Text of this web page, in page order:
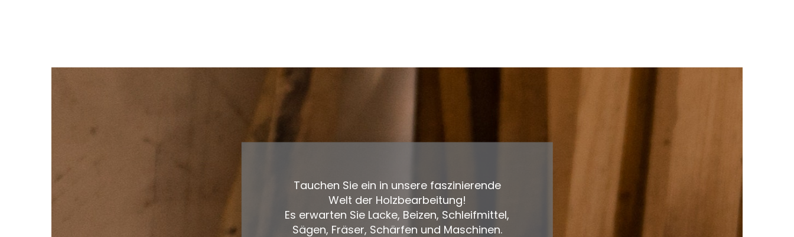
Tauchen Sie ein in unsere faszinierende
Welt der Holzbearbeitung!
Es erwarten Sie Lacke, Beizen, Schleifmittel,
Sägen, Fräser, Schärfen und Maschinen.